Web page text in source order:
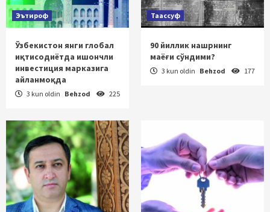
Эътироф
Ўзбекистон янги глобал
иқтисодиётда ишончли
инвестиция марказига
айланмоқда
3 kun oldin Behzod 225
Таассуф
90 йиллик нашрнинг
маёғи сўндими?
3 kun oldin Behzod 177